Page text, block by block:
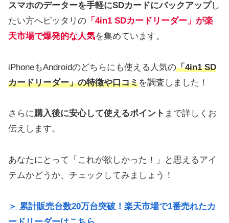
スマホのデーターを手軽にSDカードにバックアップし
たい方へピッタリの 「4in1 SDカードリーダー」が楽
天市場で爆発的な人気を集めています。
iPhoneもAndroidのどちらにも使える人気の「4in1 SD
カードリーダー」の特徴や口コミを調査しました！
さらに購入後に安心して使えるポイント まで詳しくお
伝えします。
あなたにとって「これが欲しかった！」と思えるアイ
テムかどうか、チェックしてみましょう！
＞ 累計販売台数20万台突破！楽天市場で1番売れたカ